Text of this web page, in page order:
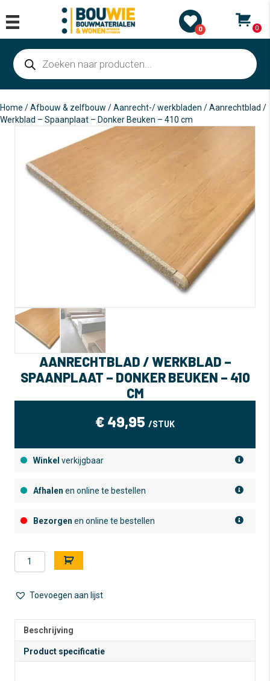
0 0
Producten
zoeken
Home /Afbouw & zelfbouw /Aanrecht-/ werkbladen / Aanrechtblad /
Werkblad – Spaanplaat – Donker Beuken – 410 cm
AANRECHTBLAD / WERKBLAD –
SPAANPLAAT – DONKER BEUKEN – 410
CM
€ 49,95 /STUK
Winkel verkijgbaar
Afhalen en online te bestellen
Bezorgen en online te bestellen
Aanrechtblad
/
-
Donker
Beuken
l
e
n
t
i
Toevoegen aan lijst
Beschrijving
Product specificatie